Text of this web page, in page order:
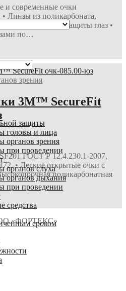
и современные очки
Линзы из поликарбоната,
для боковой защиты глаз •
по…
зрения
3М™ SecureFit
ГОСТ Р 12.4.230.1-2007,
• Легкие открытые очки с
поликарбонатная
«ФОРТЕКС»
защиты
головы и лица
органов зрения
при проведении
органов слуха
органов дыхания
при проведении
средства
сроком